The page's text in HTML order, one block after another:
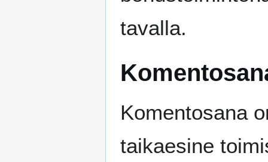
tavalla.
Komentosana
taikaesine